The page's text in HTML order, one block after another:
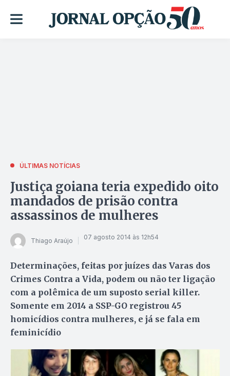
ÚLTIMAS NOTÍCIAS
Justiça goiana teria expedido oito
mandados de prisão contra
assassinos de mulheres
Thiago Araújo 07 agosto 2014 às 12h54
Determinações, feitas por juízes das Varas dos
Crimes Contra a Vida, podem ou não ter ligação
com a polêmica de um suposto serial killer.
Somente em 2014 a SSP-GO registrou 45
homicídios contra mulheres, e já se fala em
feminicídio